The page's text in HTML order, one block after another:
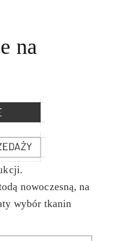
na
nowoczesną, na
wybór tkanin